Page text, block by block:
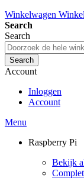
Toon prijzen
Toon prijzen
Winkelwagen
Search
Search
Search
Account
Inloggen
Account
Menu
Raspberry Pi
Bekijk